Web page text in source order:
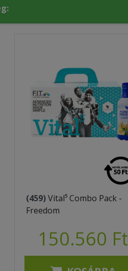
(459)Vital⁵ Combo Pack -
Freedom
150.560 Ft